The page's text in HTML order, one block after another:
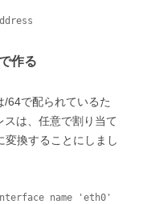
作る
64で配られているた
は、任意で割り当て
変換することにしまし
name 'eth0'